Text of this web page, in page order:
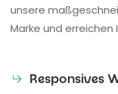
unsere
Marke und erreichen
Responsives